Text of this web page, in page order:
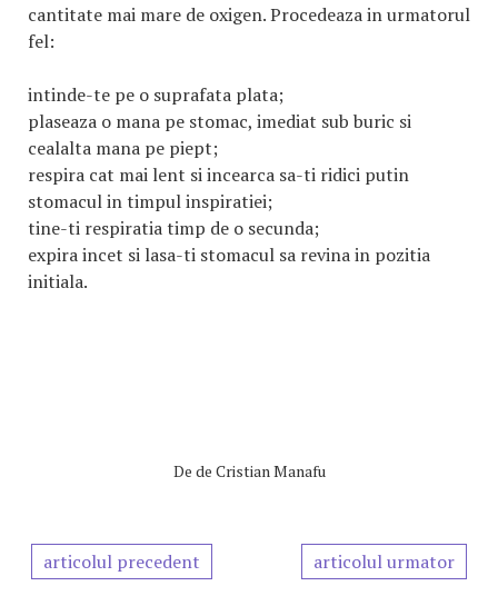
cantitate mai mare de oxigen. Procedeaza in urmatorul
fel:
intinde-te pe o suprafata plata;
plaseaza o mana pe stomac, imediat sub buric si
cealalta mana pe piept;
respira cat mai lent si incearca sa-ti ridici putin
stomacul in timpul inspiratiei;
tine-ti respiratia timp de o secunda;
expira incet si lasa-ti stomacul sa revina in pozitia
initiala.
De de Cristian Manafu
articolul precedent articolul urmator